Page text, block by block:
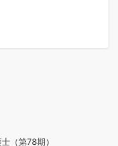
（第78期）